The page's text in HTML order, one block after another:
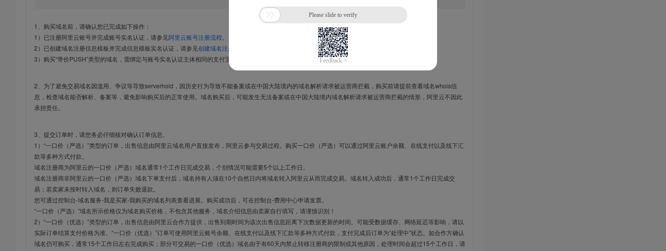
1、购买域名前，请确认您已完成如下操作：
1）已注册阿里云账号并完成账号实名认证，请参见阿里云账号注册流程
2）已创建域名注册信息模板并完成信息模板实名认证，请参见创建域名注册信息模板
3）购买“带价PUSH”类型的域名，需绑定与账号实名认证主体相同的支付宝，进入
完成绑定。
2、为了避免交易域名因滥用、争议等导致serverhold，因历史行为导致不能备案或在中国大陆境内的域名解析请求被运营商拦截，购买前请提前查看域名whois信
息，检查域名能否解析、备案等，避免影响购买后的正常使用。域名购买后，可能发生无法备案或在中国大陆境内域名解析请求被运营商拦截的情形，阿里云不因此
承担责任。
3、提交订单时，请您务必仔细核对确认订单信息。
1）“一口价（严选）”类型的订单，出售信息由阿里云域名用户直接发布，阿里云参与交易过程。购买一口价（严选）可以通过阿里云账户余额、在线支付以及线下汇
款等多种方式付款。
域名注册商为阿里云的一口价（严选）域名通常1个工作日完成交易，个别情况可能需要5个以上工作日。
域名注册商非阿里云的一口价（严选）域名下单支付后，域名持有人须在10个自然日内将域名转入阿里云从而完成交易。域名转入成功后，通常1个工作日完成交
易；若卖家未按时转入域名，则订单失败退款。
您可通过控制台-域名服务-我是买家-我购买的域名列表查看进展。购买成功后，可在控制台-费用中心申请发票。
“一口价（严选）”域名所示价格仅为域名购买价格，不包含其他服务，域名介绍信息由卖家自行填写，请谨慎识别！
2）“一口价（优选）”类型的订单，出售信息由阿里云合作方提供，出售到期时间为该次出售信息距离下次数据更新的时间。可能受数据缓存、网络延迟等影响，请以
实际订单结算支付价格为准。“一口价（优选）”订单可使用阿里云账号余额、在线支付以及线下汇款等多种方式付款，支付完成后订单为“处理中”状态。如合作方确认
域名仍可购买，通常15个工作日左右完成购买；部分可交易的一口价（优选）域名由于有60天内禁止转移注册商的限制或其他原因，处理时间会超过15个工作日，请